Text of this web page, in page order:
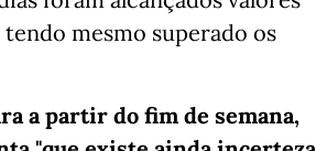
tendo mesmo superado os
a partir do fim de semana,